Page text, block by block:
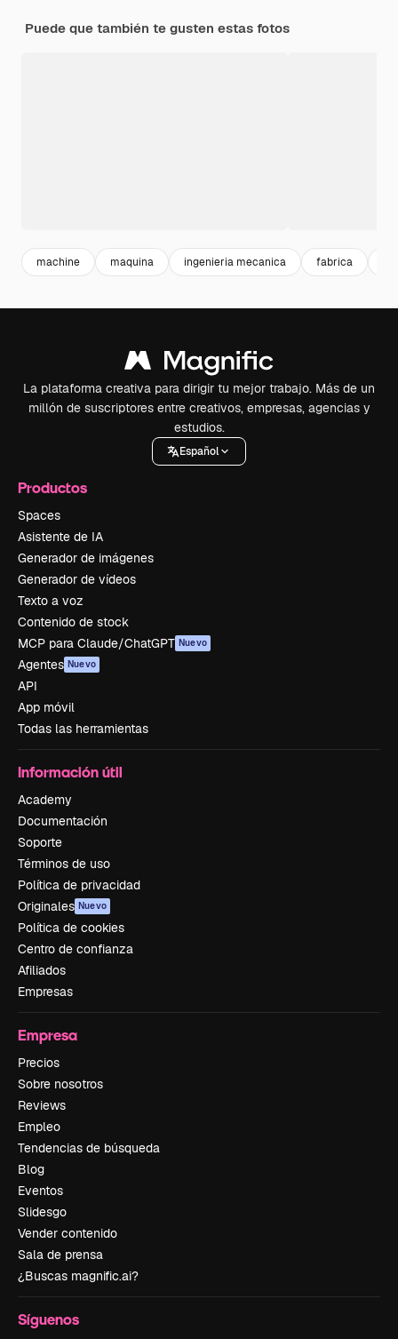
Puede que también te gusten estas fotos
machine maquina ingenieria mecanica fabrica
La plataforma creativa para dirigir tu mejor trabajo. Más de un
millón de suscriptores entre creativos, empresas, agencias y
estudios.
Español
Productos
Spaces
Asistente de IA
Generador de imágenes
Generador de vídeos
Texto a voz
Contenido de stock
MCP para Claude/ChatGPT Nuevo
Agentes Nuevo
API
App móvil
Todas las herramientas
Información útil
Academy
Documentación
Soporte
Términos de uso
Política de privacidad
Originales Nuevo
Política de cookies
Centro de confianza
Afiliados
Empresas
Empresa
Precios
Sobre nosotros
Reviews
Empleo
Tendencias de búsqueda
Blog
Eventos
Slidesgo
Vender contenido
Sala de prensa
¿Buscas magnific.ai?
Síguenos